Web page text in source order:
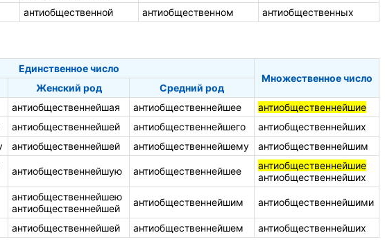
антиобщественной антиобщественном антиобщественных
Единственное число
Множественное число
Женский род
Средний род
антиобщественнейшая антиобщественнейшее
антиобщественнейшие
антиобщественнейшей антиобщественнейшего
антиобщественнейших
антиобщественнейшей антиобщественнейшему антиобщественнейшим
антиобщественнейшую антиобщественнейшее
антиобщественнейшие
антиобщественнейших
антиобщественнейшею
антиобщественнейшей
антиобщественнейшим антиобщественнейшими
антиобщественнейшей антиобщественнейшем антиобщественнейших